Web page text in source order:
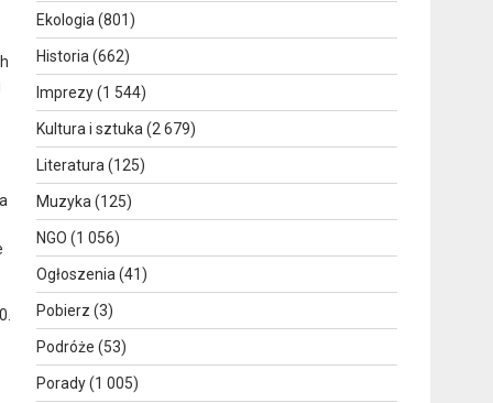
Ekologia (801)
Historia (662)
Imprezy(1 544)
Kultura i sztuka (2 679)
Literatura (125)
Muzyka (125)
NGO (1 056)
Ogłoszenia (41)
Pobierz (3)
Podróże (53)
Porady(1 005)